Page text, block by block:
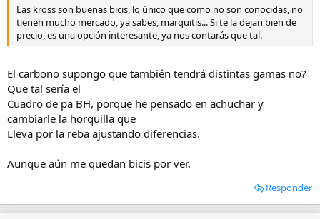
Las kross son buenas bicis, lo único que como no son conocidas, no
tienen mucho mercado, ya sabes, marquitis... Si te la dejan bien de
precio, es una opción interesante, ya nos contarás que tal.
El carbono supongo que también tendrá distintas gamas no?
Que tal sería el
Cuadro de pa BH, porque he pensado en achuchar y
cambiarle la horquilla que
Lleva por la reba ajustando diferencias.
Aunque aún me quedan bicis por ver.
Responder